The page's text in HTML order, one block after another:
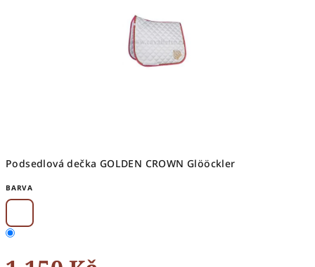
Podsedlová dečka GOLDEN CROWN Glööckler
BARVA